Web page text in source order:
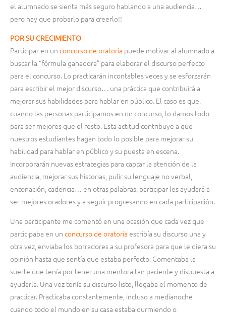
el alumnado se sienta más seguro hablando a una audiencia…
pero hay que probarlo para creerlo!!
POR SU CRECIMIENTO
Participar en un concurso de oratoria puede motivar al alumnado a
buscar la “fórmula ganadora” para elaborar el discurso perfecto
para el concurso. Lo practicarán incontables veces y se esforzarán
para escribir el mejor discurso… una práctica que contribuirá a
mejorar sus habilidades para hablar en público. El caso es que,
cuando las personas participamos en un concurso, lo damos todo
para ser mejores que el resto. Esta actitud contribuye a que
nuestros estudiantes hagan todo lo posible para mejorar su
habilidad para hablar en público y su puesta en escena.
Incorporarán nuevas estrategias para captar la atención de la
audiencia, mejorar sus historias, pulir su lenguaje no verbal,
entonación, cadencia… en otras palabras, participar les ayudará a
ser mejores oradores y a seguir progresando en cada participación.
Una participante me comentó en una ocasión que cada vez que
participaba en un concurso de oratoria escribía su discurso una y
otra vez, enviaba los borradores a su profesora para que le diera su
opinión hasta que sentía que estaba perfecto. Comentaba la
suerte que tenía por tener una mentora tan paciente y dispuesta a
ayudarla. Una vez tenía su discurso listo, llegaba el momento de
practicar. Practicaba constantemente, incluso a medianoche
cuando todo el mundo en su casa estaba durmiendo o